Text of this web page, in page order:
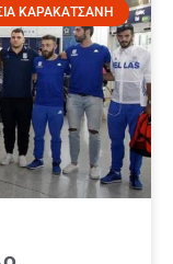
ΚΑΡΑΚΑΤΣΑΝΗ